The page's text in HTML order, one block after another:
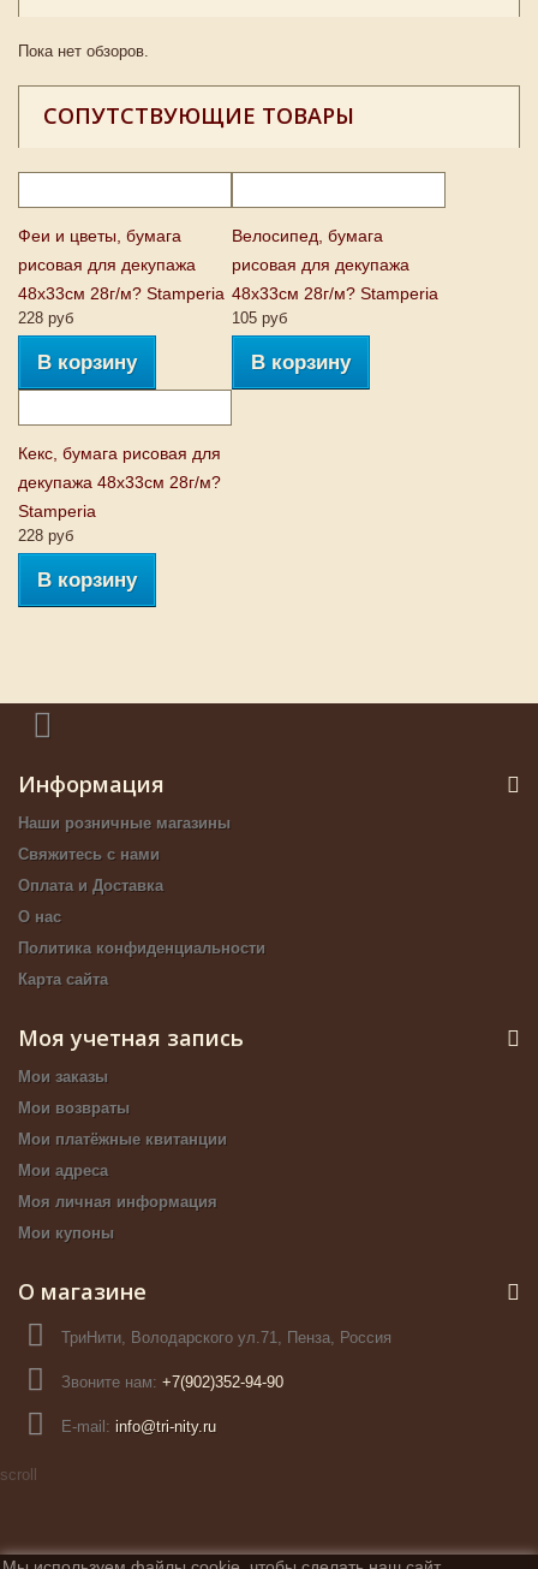
Пока нет обзоров.
СОПУТСТВУЮЩИЕ ТОВАРЫ
Феи и цветы, бумага
рисовая для декупажа
48х33см 28г/м? Stamperia
228 руб
В корзину
Велосипед, бумага
рисовая для декупажа
48х33см 28г/м? Stamperia
105 руб
В корзину
Кекс, бумага рисовая для
декупажа 48х33см 28г/м?
Stamperia
228 руб
В корзину
Информация
Наши розничные магазины
Свяжитесь с нами
Оплата и Доставка
О нас
Политика конфиденциальности
Карта сайта
Моя учетная запись
Мои заказы
Мои возвраты
Мои платёжные квитанции
Мои адреса
Моя личная информация
Мои купоны
О магазине
ТриНити, Володарского ул.71, Пенза, Россия
Звоните нам: +7(902)352-94-90
E-mail: info@tri-nity.ru
scroll